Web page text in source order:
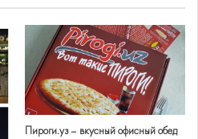
Пироги.уз – вкусный офисный обед